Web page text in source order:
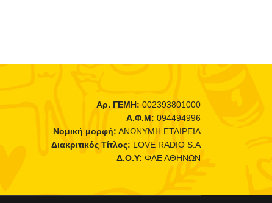
Αρ. ΓΕΜΗ: 002393801000
Α.Φ.Μ: 094494996
Νομική μορφή: ΑΝΩΝΥΜΗ ΕΤΑΙΡΕΙΑ
Διακριτικός Τίτλος: LOVE RADIO S.A
Δ.Ο.Υ: ΦΑΕ ΑΘΗΝΩΝ